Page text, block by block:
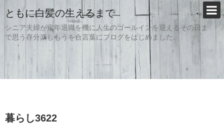
ともに白髪の生えるまで
シニア夫婦が定年退職を機に人生のゴールインを迎えるその日ま
で思う存分楽しもうを合言葉にブログをはじめました。
暮らし3622